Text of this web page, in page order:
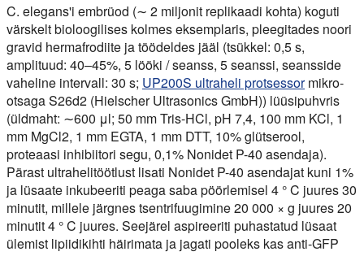
C. elegans'i embrüod (∼ 2 miljonit replikaadi kohta) koguti
värskelt bioloogilises kolmes eksemplaris, pleegitades noori
gravid hermafrodiite ja töödeldes jääl (tsükkel: 0,5 s,
amplituud: 40–45%, 5 lööki / seanss, 5 seanssi, seansside
vaheline intervall: 30 s; UP200S ultraheli protsessormikro-
otsaga S26d2 (Hielscher Ultrasonics GmbH)) lüüsipuhvris
(üldmaht: ∼600 μl; 50 mm Tris-HCl, pH 7,4, 100 mm KCl, 1
mm MgCl2, 1 mm EGTA, 1 mm DTT, 10% glütserool,
proteaasi inhibiitori segu, 0,1% Nonidet P-40 asendaja).
Pärast ultrahelitöötlust lisati Nonidet P-40 asendajat kuni 1%
ja lüsaate inkubeeriti peaga saba pöörlemisel 4 ° C juures 30
minutit, millele järgnes tsentrifuugimine 20 000 × g juures 20
minutit 4 ° C juures. Seejärel aspireeriti puhastatud lüsaat
ülemist lipiidikihti häirimata ja jagati pooleks kas anti-GFP